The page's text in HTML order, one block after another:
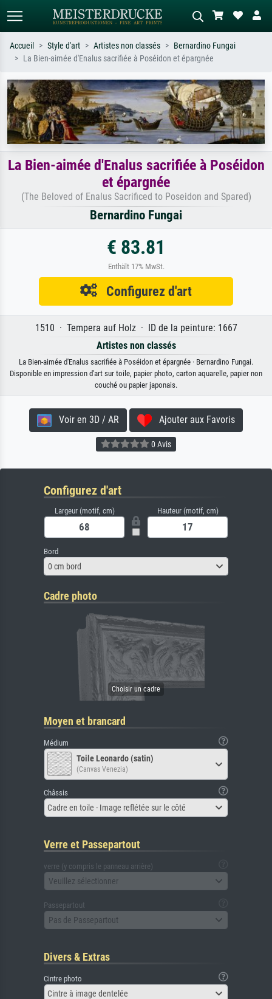
Recherchez par artiste, titre ou style –
ex. Monet, Nuit étoilée,
impressionnisme, vague de Hokusai,
nu.
Décrivez la scène – ex. prairie verte,
abstrait avec beaucoup de rouge,
tableau sombre, nu debout près d'un
arbre.
Accueil Style d'art Artistes non classés
Bernardino Fungai
La Bien-aimée d'Enalus sacrifiée à Poséidon et épargnée
La Bien-aimée d'Enalus sacrifiée à Poséidon
et épargnée
(The Beloved of Enalus Sacrificed to Poseidon and Spared)
Bernardino Fungai
€ 83.81
Enthält 17% MwSt.
Configurez d'art
1510 · Tempera auf Holz · ID de la peinture: 1667
Artistes non classés
La Bien-aimée d'Enalus sacrifiée à Poséidon et épargnée · Bernardino Fungai.
Disponible en impression d'art sur toile, papier photo, carton aquarelle, papier non
couché ou papier japonais.
Voir en 3D / AR Ajouter aux Favoris
0 Avis
Configurez d'art
Largeur (motif, cm) Hauteur (motif, cm)
Bord
0 cm bord
Cadre photo
Moyen et brancard
Médium
Toile Leonardo (satin)
(Canvas Venezia)
Châssis
Cadre en toile - Image reflétée sur le côté
Verre et Passepartout
verre (y compris le panneau arrière)
Veuillez sélectionner
Passepartout
Pas de Passepartout
Divers & Extras
Cintre photo
Cintre à image dentelée